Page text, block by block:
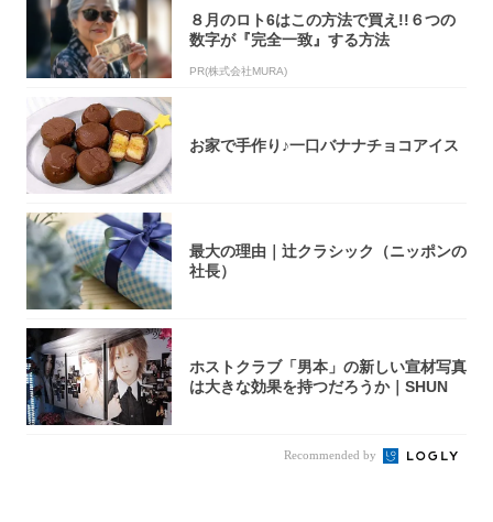
８月のロト6はこの方法で買え!!６つの
数字が『完全一致』する方法
PR(株式会社MURA)
お家で手作り♪一口バナナチョコアイス
最大の理由｜辻クラシック（ニッポンの
社長）
ホストクラブ「男本」の新しい宣材写真
は大きな効果を持つだろうか｜SHUN
Recommended by